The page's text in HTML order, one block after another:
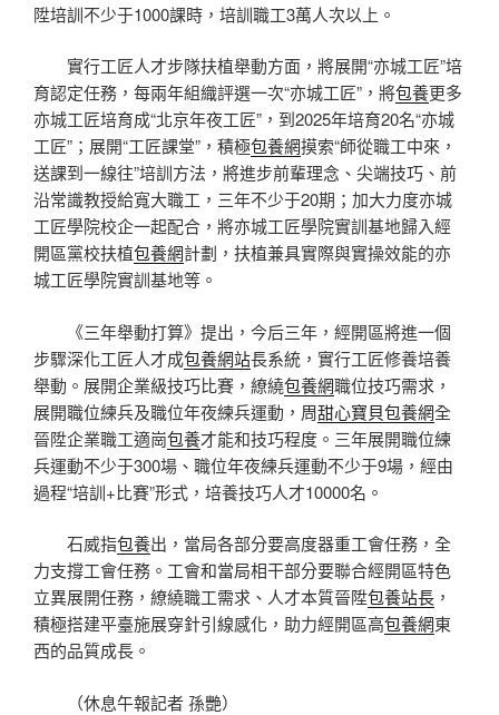
陞培訓不少于1000課時，培訓職工3萬人次以上。
實行工匠人才步隊扶植舉動方面，將展開“亦城工匠”培
育認定任務，每兩年組織評選一次“亦城工匠”，將包養更多
亦城工匠培育成“北京年夜工匠”，到2025年培育20名“亦城
工匠”；展開“工匠課堂”，積極包養網摸索“師從職工中來，
送課到一線往”培訓方法，將進步前輩理念、尖端技巧、前
沿常識教授給寬大職工，三年不少于20期；加大力度亦城
工匠學院校企一起配合，將亦城工匠學院實訓基地歸入經
開區黨校扶植包養網計劃，扶植兼具實際與實操效能的亦
城工匠學院實訓基地等。
《三年舉動打算》提出，今后三年，經開區將進一個
步驟深化工匠人才成包養網站長系統，實行工匠修養培養
舉動。展開企業級技巧比賽，繚繞包養網職位技巧需求，
展開職位練兵及職位年夜練兵運動，周甜心寶貝包養網全
晉陞企業職工適崗包養才能和技巧程度。三年展開職位練
兵運動不少于300場、職位年夜練兵運動不少于9場，經由
過程“培訓+比賽”形式，培養技巧人才10000名。
石威指包養出，當局各部分要高度器重工會任務，全
力支撐工會任務。工會和當局相干部分要聯合經開區特色
立異展開任務，繚繞職工需求、人才本質晉陞包養站長 ，
積極搭建平臺施展穿針引線感化，助力經開區高包養網東
西的品質成長。
（休息午報記者 孫艷）